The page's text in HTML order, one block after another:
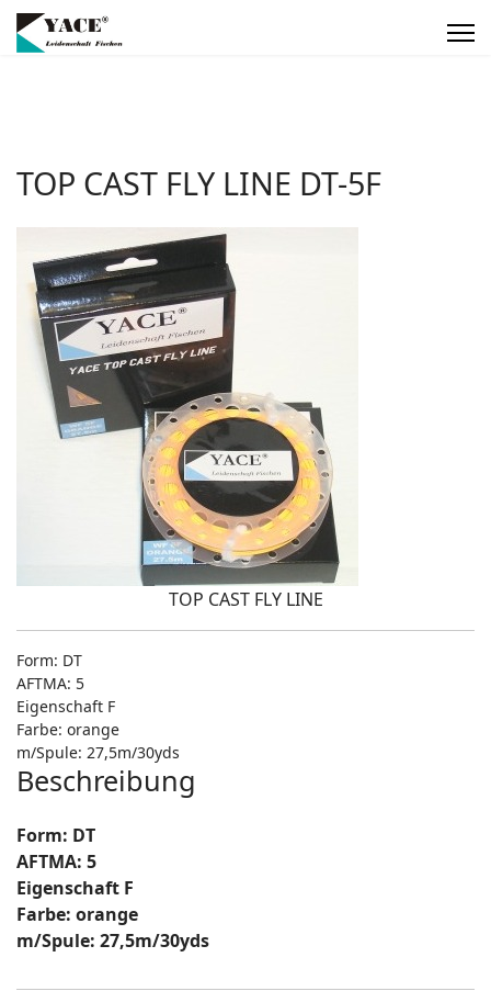
TOP CAST FLY LINE DT-5F
TOP CAST FLY LINE
Form: DT
AFTMA: 5
Eigenschaft F
Farbe: orange
m/Spule: 27,5m/30yds
Beschreibung
Form: DT
AFTMA: 5
Eigenschaft F
Farbe: orange
m/Spule: 27,5m/30yds